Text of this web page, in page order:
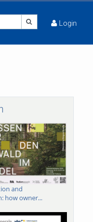
Login
and
how owner...